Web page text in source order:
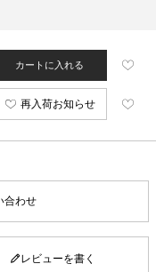
カートに入れる
再入荷お知らせ
合わせ
レビューを書く